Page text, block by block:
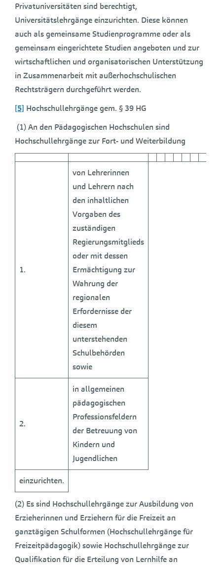
Privatuniversitäten sind berechtigt,
Universitätslehrgänge einzurichten. Diese können
auch als gemeinsame Studienprogramme oder als
gemeinsam eingerichtete Studien angeboten und zur
wirtschaftlichen und organisatorischen Unterstützung
in Zusammenarbeit mit außerhochschulischen
Rechtsträgern durchgeführt werden.
[5] Hochschullehrgänge gem. § 39 HG
(1) An den Pädagogischen Hochschulen sind
Hochschullehrgänge zur Fort- und Weiterbildung
1.
von Lehrerinnen
und Lehrern nach
den inhaltlichen
Vorgaben des
zuständigen
Regierungsmitglieds
oder mit dessen
Ermächtigung zur
Wahrung der
regionalen
Erfordernisse der
diesem
unterstehenden
Schulbehörden
sowie
2.
in allgemeinen
pädagogischen
Professionsfeldern
der Betreuung von
Kindern und
Jugendlichen
einzurichten.
(2) Es sind Hochschullehrgänge zur Ausbildung von
Erzieherinnen und Erziehern für die Freizeit an
ganztägigen Schulformen (Hochschullehrgänge für
Freizeitpädagogik) sowie Hochschullehrgänge zur
Qualifikation für die Erteilung von Lernhilfe an